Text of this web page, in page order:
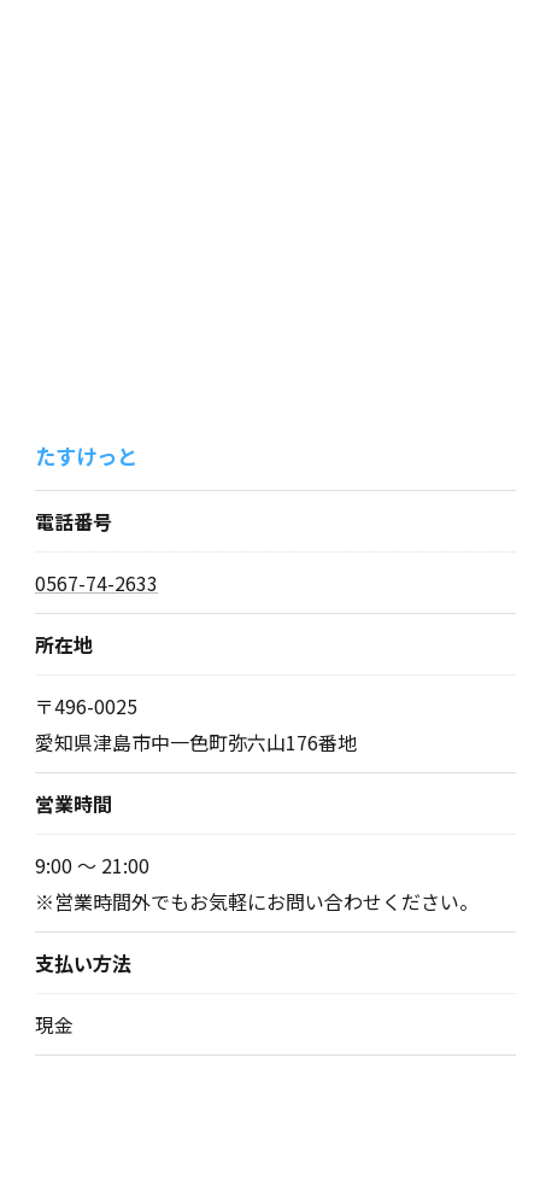
たすけっと
電話番号
0567-74-2633
所在地
〒496-0025
愛知県津島市中一色町弥六山176番地
営業時間
9:00 ～ 21:00
※営業時間外でもお気軽にお問い合わせください。
支払い方法
現金